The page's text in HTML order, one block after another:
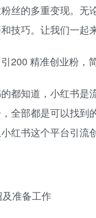
丝的多重变现。无
技巧。让我们一起
都知道，小红书是
全部都是可以找到
红书这个平台引流
准备工作